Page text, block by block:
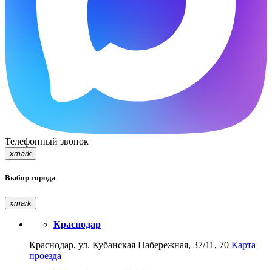
Телефонный звонок
xmark
Выбор города
xmark
Краснодар
Краснодар, ул. Кубанская Набережная, 37/11, 70 Карта
проезда